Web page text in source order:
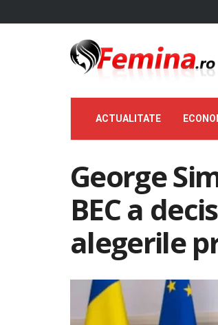
ACTUALITATE
George
BEC a
alegerile